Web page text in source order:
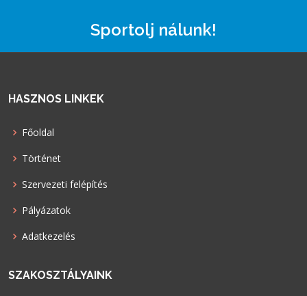
Sportolj nálunk!
HASZNOS LINKEK
Főoldal
Történet
Szervezeti felépítés
Pályázatok
Adatkezelés
SZAKOSZTÁLYAINK